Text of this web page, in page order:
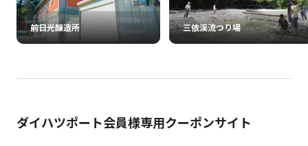
前日光醸造所 三依渓流つり場
ダイハツポート会員様専用クーポンサイト